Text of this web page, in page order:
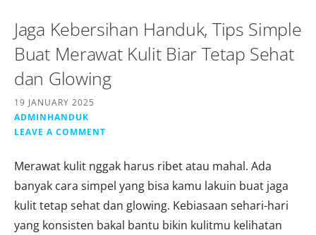
Jaga Kebersihan Handuk, Tips Simple
Buat Merawat Kulit Biar Tetap Sehat
dan Glowing
19 JANUARY 2025
ADMINHANDUK
LEAVE A COMMENT
Merawat kulit nggak harus ribet atau mahal. Ada
banyak cara simpel yang bisa kamu lakuin buat jaga
kulit tetap sehat dan glowing. Kebiasaan sehari-hari
yang konsisten bakal bantu bikin kulitmu kelihatan